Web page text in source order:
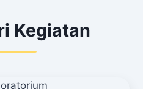
Kegiatan